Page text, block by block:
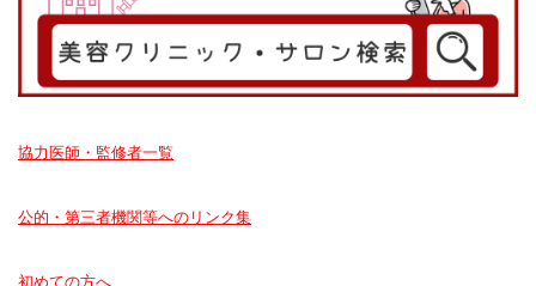
協力医師・監修者一覧
公的・第三者機関等へのリンク集